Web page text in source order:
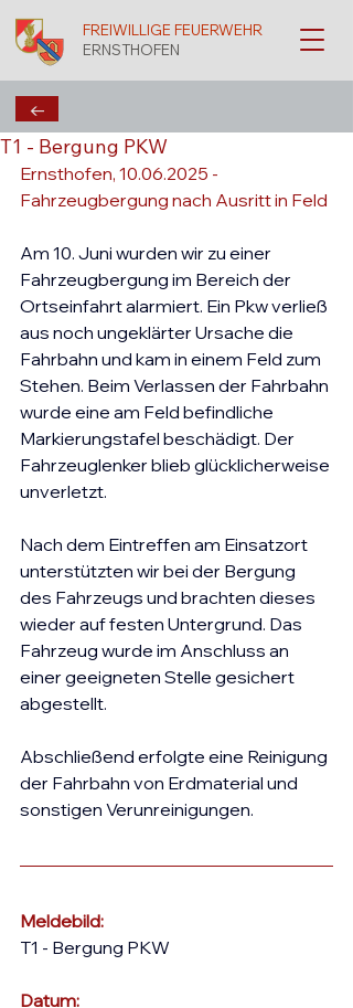
FREIWILLIGE FEUERWEHR
ERNSTHOFEN
T1 - Bergung PKW
Ernsthofen, 10.06.2025 -
Fahrzeugbergung nach Ausritt in Feld
Am 10. Juni wurden wir zu einer
Fahrzeugbergung im Bereich der
Ortseinfahrt alarmiert. Ein Pkw verließ
aus noch ungeklärter Ursache die
Fahrbahn und kam in einem Feld zum
Stehen. Beim Verlassen der Fahrbahn
wurde eine am Feld befindliche
Markierungstafel beschädigt. Der
Fahrzeuglenker blieb glücklicherweise
unverletzt.
Nach dem Eintreffen am Einsatzort
unterstützten wir bei der Bergung
des Fahrzeugs und brachten dieses
wieder auf festen Untergrund. Das
Fahrzeug wurde im Anschluss an
einer geeigneten Stelle gesichert
abgestellt.
Abschließend erfolgte eine Reinigung
der Fahrbahn von Erdmaterial und
sonstigen Verunreinigungen.
Meldebild:
T1 - Bergung PKW
Datum:
←